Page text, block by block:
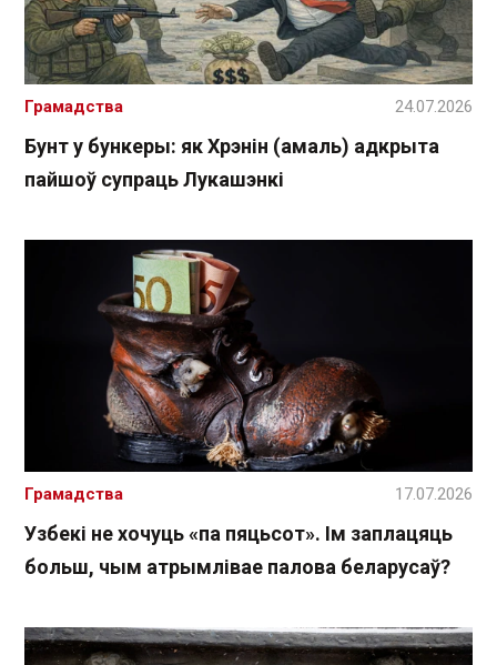
Бунт у бункеры: як Хрэнін (амаль) адкрыта
пайшоў супраць Лукашэнкі
Грамадства 24.07.2026
Узбекі не хочуць «па пяцьсот». Ім заплацяць
больш, чым атрымлівае палова беларусаў?
Грамадства 17.07.2026